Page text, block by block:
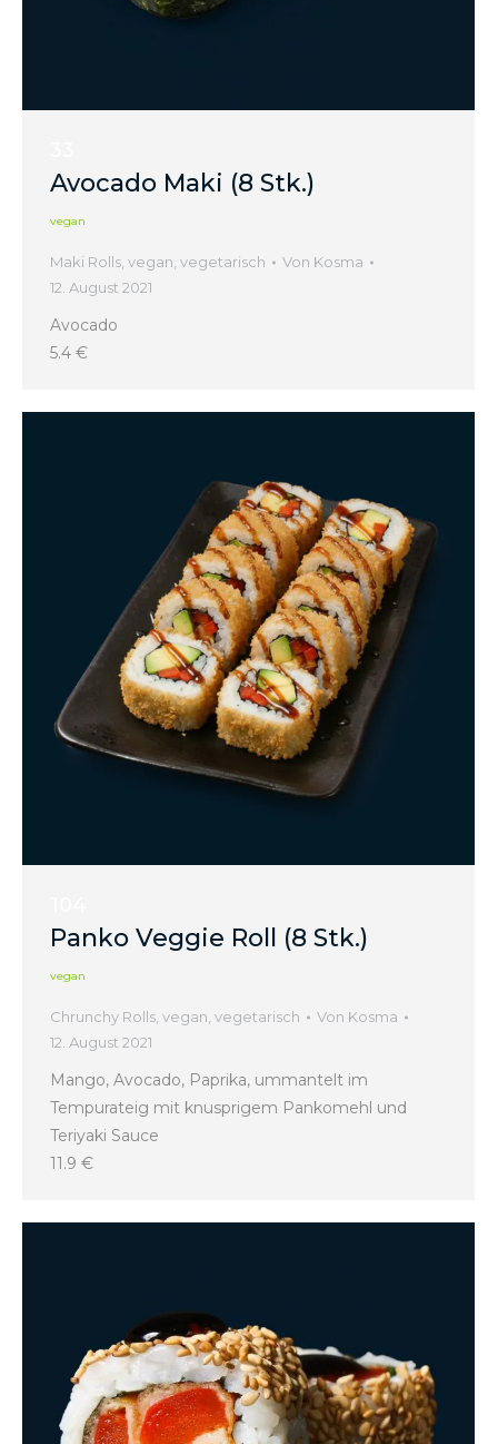
Avocado Maki (8 Stk.)
vegan
Maki Rolls vegan vegetarisch Von Kosma
12. August 2021
Avocado
5.4 €
Panko Veggie Roll (8 Stk.)
vegan
Chrunchy Rolls vegan vegetarisch Von Kosma
12. August 2021
Mango, Avocado, Paprika, ummantelt im
Tempurateig mit knusprigem Pankomehl und
Teriyaki Sauce
11.9 €